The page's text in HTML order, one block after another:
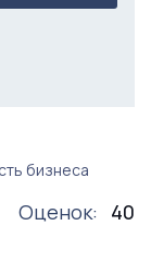
бизнеса
Оценок: 40